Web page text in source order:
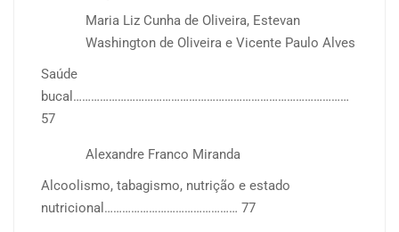
Maria Liz Cunha de Oliveira, Estevan
Washington de Oliveira e Vicente Paulo Alves
Saúde
bucal…………………………………………………………………………………
57
Alexandre Franco Miranda
Alcoolismo, tabagismo, nutrição e estado
nutricional……………………………………… 77